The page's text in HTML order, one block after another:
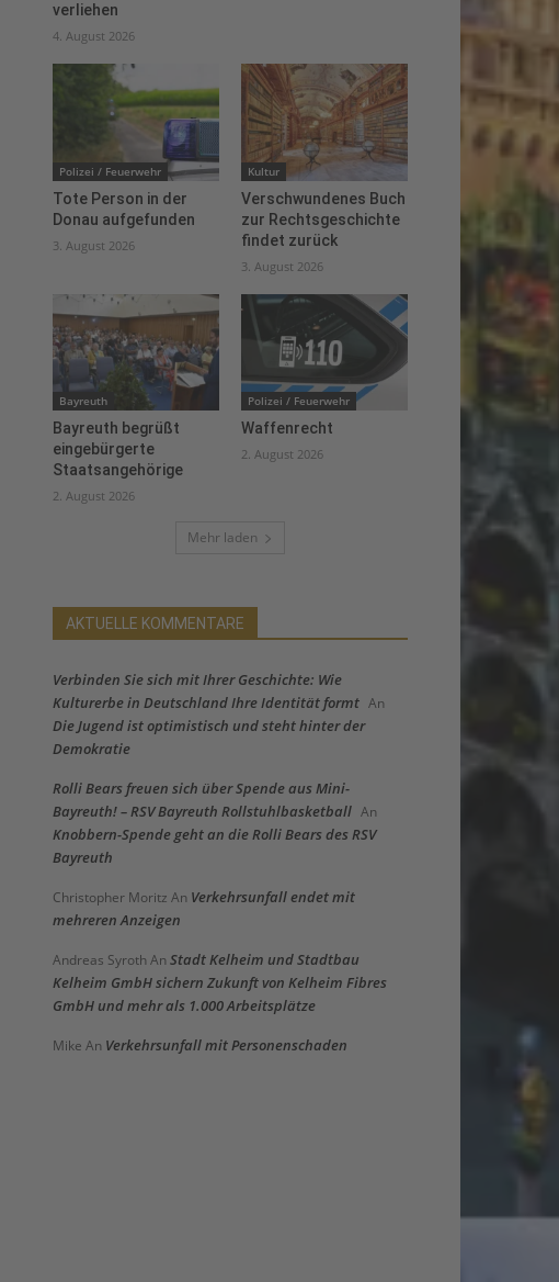
verliehen
4. August 2026
Polizei / Feuerwehr
Tote Person in der
Donau aufgefunden
3. August 2026
Kultur
Verschwundenes Buch
zur Rechtsgeschichte
findet zurück
3. August 2026
Bayreuth
Bayreuth begrüßt
eingebürgerte
Staatsangehörige
2. August 2026
Polizei / Feuerwehr
Waffenrecht
2. August 2026
Mehr laden
AKTUELLE KOMMENTARE
Verbinden Sie sich mit Ihrer Geschichte: Wie
Kulturerbe in Deutschland Ihre Identität formt An
Die Jugend ist optimistisch und steht hinter der
Demokratie
Rolli Bears freuen sich über Spende aus Mini-
Bayreuth! – RSV Bayreuth Rollstuhlbasketball An
Knobbern-Spende geht an die Rolli Bears des RSV
Bayreuth
Christopher Moritz An Verkehrsunfall endet mit
mehreren Anzeigen
Andreas Syroth An Stadt Kelheim und Stadtbau
Kelheim GmbH sichern Zukunft von Kelheim Fibres
GmbH und mehr als 1.000 Arbeitsplätze
Mike An Verkehrsunfall mit Personenschaden